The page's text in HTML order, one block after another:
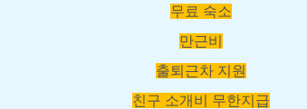
무료 숙소
만근비
출퇴근차 지원
친구 소개비 무한지급